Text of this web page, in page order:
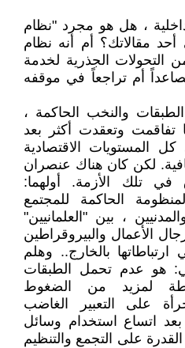
، هل هو مجرد "نظام
مقالاتك؟ أم أنه نظام
التحولات الجذرية لخدمة
أم تراجعاً في موقفه
والنخب الحاكمة ،
تفاقمت وتعقدت أكثر بعد
2011 ، على كل المستويات الاقتصادية
لكن كان هناك عنصران
في تلك الأزمة. أولهما:
الحاكمة للمجتمع
، بين "العلمانيين"
الأعمال والبيروقراطين
بالخارج.. وهلم
هو عدم تحمل الطبقات
لمزيد من الضغوط
على التعبير الغاضب
اتساع استخدام وسائل
القدرة على التجمع والتنظيم